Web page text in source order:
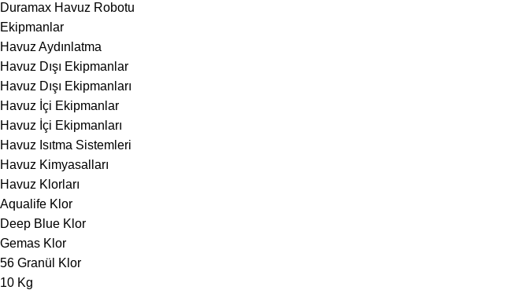
Duramax Havuz Robotu
Ekipmanlar
Havuz Aydınlatma
Havuz Dışı Ekipmanlar
Havuz Dışı Ekipmanları
Havuz İçi Ekipmanlar
Havuz İçi Ekipmanları
Havuz Isıtma Sistemleri
Havuz Kimyasalları
Havuz Klorları
Aqualife Klor
Deep Blue Klor
Gemas Klor
56 Granül Klor
10 Kg